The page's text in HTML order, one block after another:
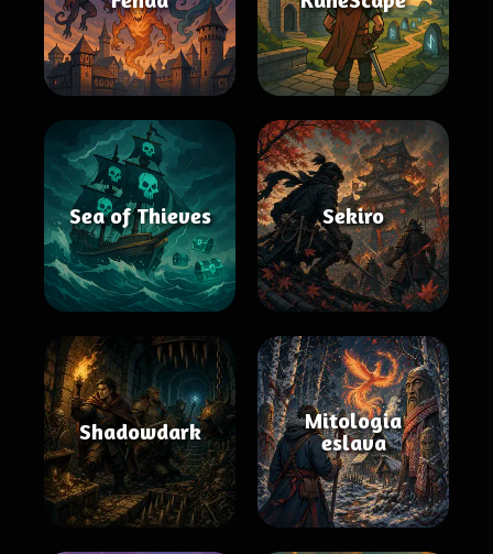
Sea of Thieves Sekiro
Shadowdark
Mitologia
eslava